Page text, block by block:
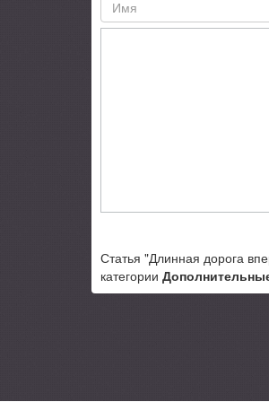
Статья "Длинная дорога
категории